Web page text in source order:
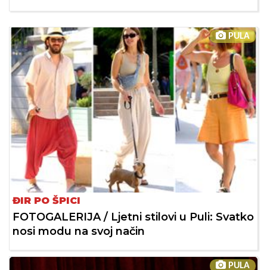
PULA
ĐIR PO ŠPICI
FOTOGALERIJA / Ljetni stilovi u Puli: Svatko
nosi modu na svoj način
PULA